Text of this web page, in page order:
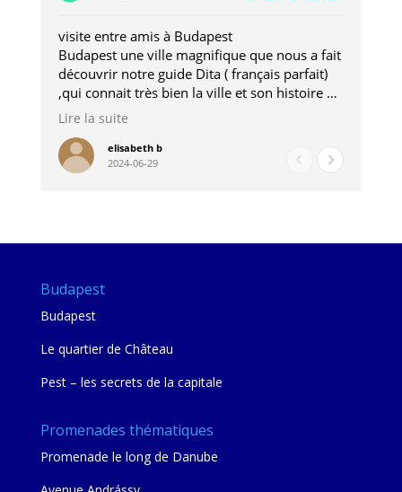
visite entre amis à Budapest
Budapest une ville magnifique que nous a fait
découvrir notre guide Dita ( français parfait)
,qui connait très bien la ville et son histoire et
qui nous a permis d'accéder à des lieux
pour les restaurants . A la fin de notre séjour
nous étions plus avec une amie qu' une guide
Lire la suite
elisabeth b
2024-06-29
Budapest
Budapest
Le quartier de Château
Pest – les secrets de la capitale
Promenades thématiques
Promenade le long de Danube